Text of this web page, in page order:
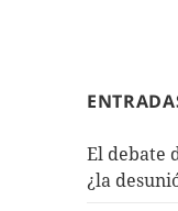
El debate
¿la